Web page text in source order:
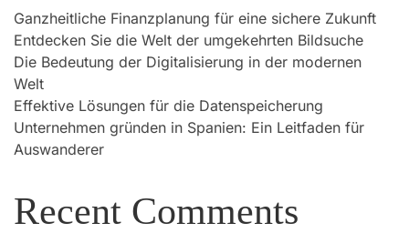
Ganzheitliche Finanzplanung für eine sichere Zukunft
Entdecken Sie die Welt der umgekehrten Bildsuche
Die Bedeutung der Digitalisierung in der modernen
Welt
Effektive Lösungen für die Datenspeicherung
Unternehmen gründen in Spanien: Ein Leitfaden für
Auswanderer
Recent Comments